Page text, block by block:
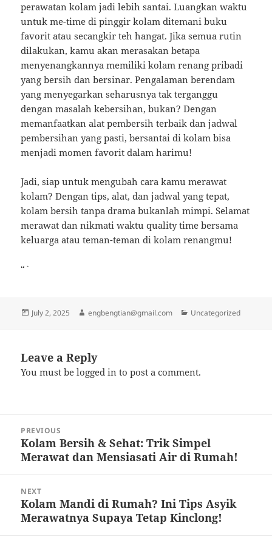
perawatan kolam jadi lebih santai. Luangkan waktu
untuk me-time di pinggir kolam ditemani buku
favorit atau secangkir teh hangat. Jika semua rutin
dilakukan, kamu akan merasakan betapa
menyenangkannya memiliki kolam renang pribadi
yang bersih dan bersinar. Pengalaman berendam
yang menyegarkan seharusnya tak terganggu
dengan masalah kebersihan, bukan? Dengan
memanfaatkan alat pembersih terbaik dan jadwal
pembersihan yang pasti, bersantai di kolam bisa
menjadi momen favorit dalam harimu!
Jadi, siap untuk mengubah cara kamu merawat
kolam? Dengan tips, alat, dan jadwal yang tepat,
kolam bersih tanpa drama bukanlah mimpi. Selamat
merawat dan nikmati waktu quality time bersama
keluarga atau teman-teman di kolam renangmu!
“`
Posted
July 2, 2025 Author
engbengtian@gmail.com Categories
Uncategorized
Leave a Reply
You must belogged in to post a comment.
navigation
PREVIOUS
Previous
post:
Kolam Bersih & Sehat: Trik Simpel
Merawat dan Mensiasati Air di Rumah!
NEXT
Next
post:
Kolam Mandi di Rumah? Ini Tips Asyik
Merawatnya Supaya Tetap Kinclong!